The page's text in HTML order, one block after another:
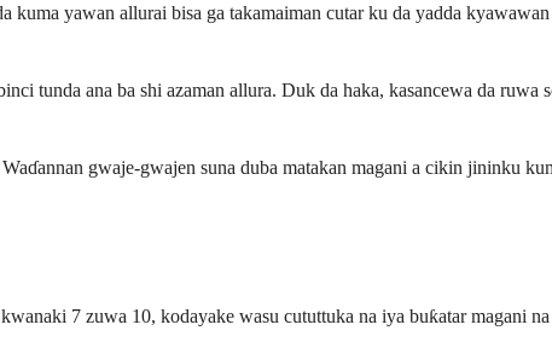
yawan allurai bisa ga takamaiman cutar ku da yadda
tunda ana ba shi azaman allura. Duk da haka, kasancewa da
gwaje-gwajen suna duba matakan magani a cikin jininku
7 zuwa 10, kodayake wasu cututtuka na iya buƙatar magani